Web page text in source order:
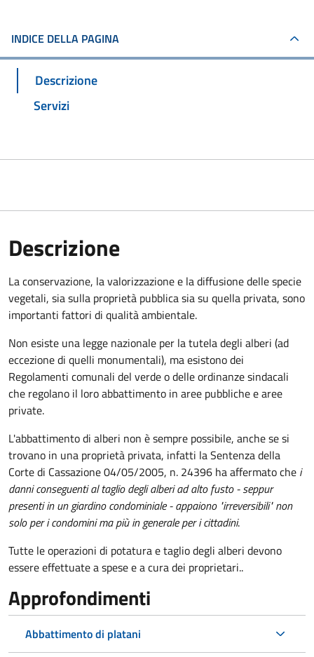
INDICE DELLA PAGINA
Descrizione
Servizi
Descrizione
La conservazione, la valorizzazione e la diffusione delle specie
vegetali, sia sulla proprietà pubblica sia su quella privata, sono
importanti fattori di qualità ambientale.
Non esiste una legge nazionale per la tutela degli alberi (ad
eccezione di quelli monumentali), ma esistono dei
Regolamenti comunali del verde o delle ordinanze sindacali
che regolano il loro abbattimento in aree pubbliche e aree
private.
L'abbattimento di alberi non è sempre possibile, anche se si
trovano in una proprietà privata, infatti la Sentenza della
Corte di Cassazione 04/05/2005, n. 24396 ha affermato che i
danni conseguenti al taglio degli alberi ad alto fusto - seppur
presenti in un giardino condominiale - appaiono "irreversibili" non
solo per i condomini ma più in generale per i cittadini.
Tutte le operazioni di potatura e taglio degli alberi devono
essere effettuate a spese e a cura dei proprietari..
Approfondimenti
Abbattimento di platani